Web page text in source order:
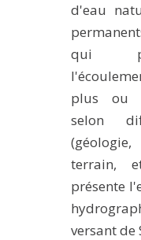
d'eau
qui
plus ou
selon
terrain,
présente
versant de